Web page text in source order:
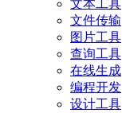
文本工具
文件传输
图片工具
查询工具
在线生成
编程开发
设计工具